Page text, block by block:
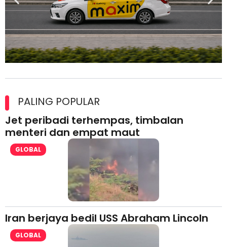
lesen separuh pertama 2026
PALING POPULAR
Jet peribadi terhempas, timbalan
menteri dan empat maut
GLOBAL
Iran berjaya bedil USS Abraham Lincoln
GLOBAL